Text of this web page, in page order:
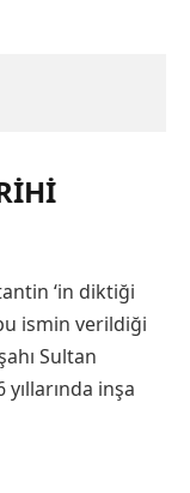
‘in diktiği
ismin verildiği
Sultan
inşa